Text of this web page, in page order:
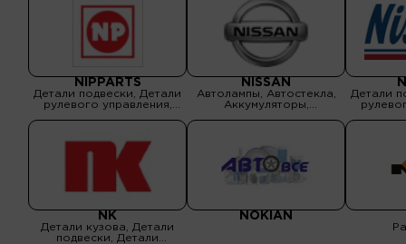
NIPPARTS
Детали подвески, Детали
рулевого управления,
двигателя
NISSAN
Автолампы, Автостекла,
Аккумуляторы,
помпы, Выхлопные
системы, Детали кузова,
Детали подвески, Детали
рулевого управления,
трансмиссии, Масла и
Детали
NK
Детали кузова, Детали
подвески, Детали
NOKIAN